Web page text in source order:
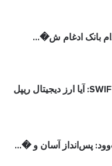
بانک ادغام ش�...
XRP در مقابل SWIFT: آیا ارز دیجیتال ریپل
پس‌انداز آسان و �...